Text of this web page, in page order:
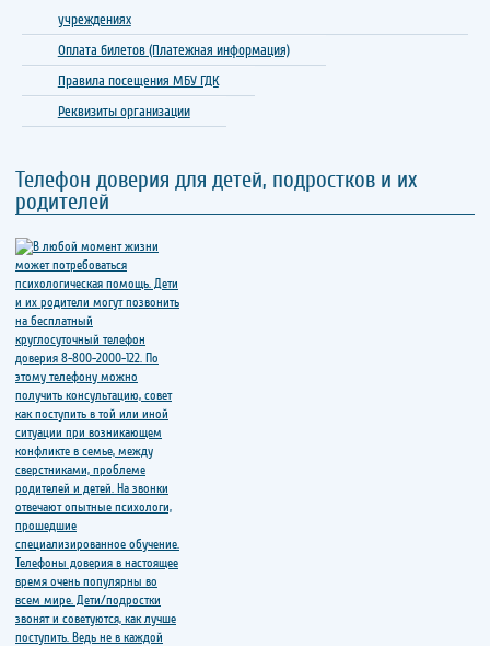
учреждениях
Оплата билетов (Платежная информация)
Правила посещения МБУ ГДК
Реквизиты организации
Телефон доверия для детей, подростков и их
родителей